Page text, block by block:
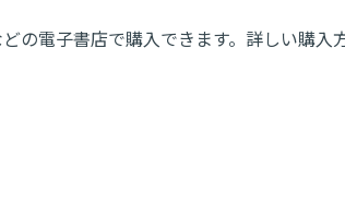
電子書店で購入できます。詳しい購入